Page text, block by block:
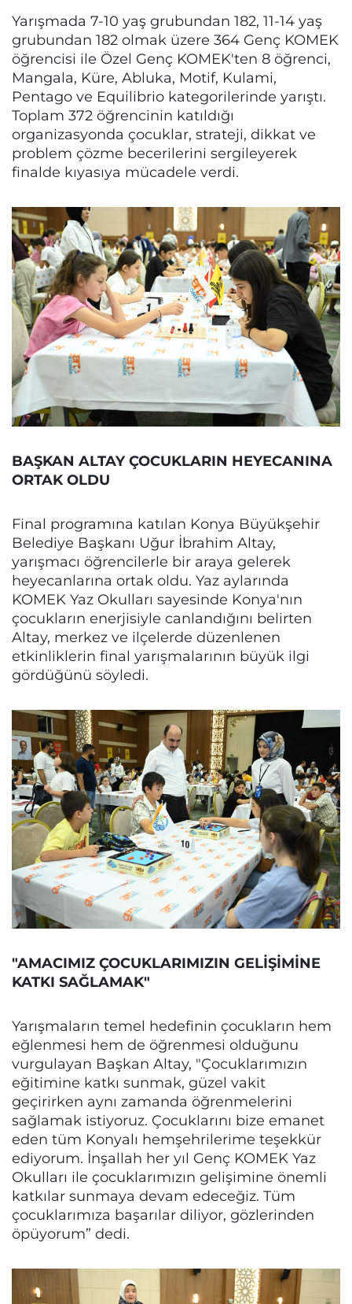
Yarışmada 7-10 yaş grubundan 182, 11-14 yaş
grubundan 182 olmak üzere 364 Genç KOMEK
öğrencisi ile Özel Genç KOMEK'ten 8 öğrenci,
Mangala, Küre, Abluka, Motif, Kulami,
Pentago ve Equilibrio kategorilerinde yarıştı.
Toplam 372 öğrencinin katıldığı
organizasyonda çocuklar, strateji, dikkat ve
problem çözme becerilerini sergileyerek
finalde kıyasıya mücadele verdi.
BAŞKAN ALTAY ÇOCUKLARIN HEYECANINA
ORTAK OLDU
Final programına katılan Konya Büyükşehir
Belediye Başkanı Uğur İbrahim Altay,
yarışmacı öğrencilerle bir araya gelerek
heyecanlarına ortak oldu. Yaz aylarında
KOMEK Yaz Okulları sayesinde Konya'nın
çocukların enerjisiyle canlandığını belirten
Altay, merkez ve ilçelerde düzenlenen
etkinliklerin final yarışmalarının büyük ilgi
gördüğünü söyledi.
"AMACIMIZ ÇOCUKLARIMIZIN GELİŞİMİNE
KATKI SAĞLAMAK"
Yarışmaların temel hedefinin çocukların hem
eğlenmesi hem de öğrenmesi olduğunu
vurgulayan Başkan Altay, "Çocuklarımızın
eğitimine katkı sunmak, güzel vakit
geçirirken aynı zamanda öğrenmelerini
sağlamak istiyoruz. Çocuklarını bize emanet
eden tüm Konyalı hemşehrilerime teşekkür
ediyorum. İnşallah her yıl Genç KOMEK Yaz
Okulları ile çocuklarımızın gelişimine önemli
katkılar sunmaya devam edeceğiz. Tüm
çocuklarımıza başarılar diliyor, gözlerinden
öpüyorum” dedi.